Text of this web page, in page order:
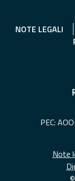
NOTE LEGALI
PEC:
Note